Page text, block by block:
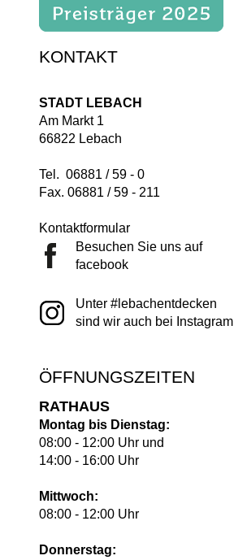
KONTAKT
STADT LEBACH
Am Markt 1
66822 Lebach
Tel. 06881 / 59 - 0
Fax. 06881 / 59 - 211
Kontaktformular
Besuchen Sie uns auf
facebook
Unter #lebachentdecken
sind wir auch bei Instagram
ÖFFNUNGSZEITEN
RATHAUS
Montag bis Dienstag:
08:00 - 12:00 Uhr und
14:00 - 16:00 Uhr
Mittwoch:
08:00 - 12:00 Uhr
Donnerstag: